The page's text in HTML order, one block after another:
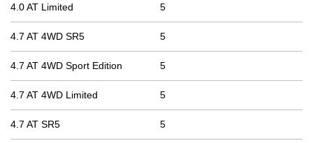
4.0 AT Limited 5
4.7 AT 4WD SR5 5
4.7 AT 4WD Sport Edition 5
4.7 AT 4WD Limited 5
4.7 AT SR5 5